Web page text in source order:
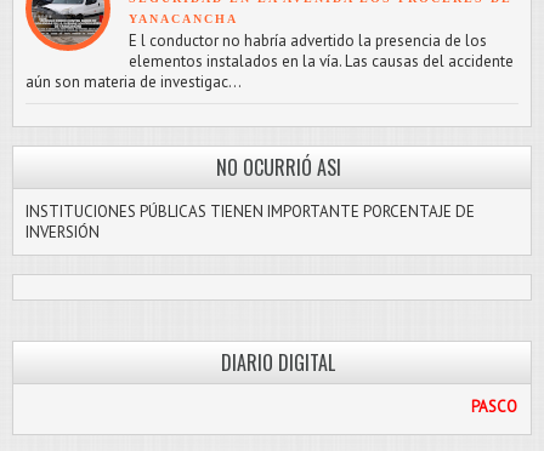
YANACANCHA
E l conductor no habría advertido la presencia de los
elementos instalados en la vía. Las causas del accidente
aún son materia de investigac...
NO OCURRIÓ ASI
INSTITUCIONES PÚBLICAS TIENEN IMPORTANTE PORCENTAJE DE
INVERSIÓN
DIARIO DIGITAL